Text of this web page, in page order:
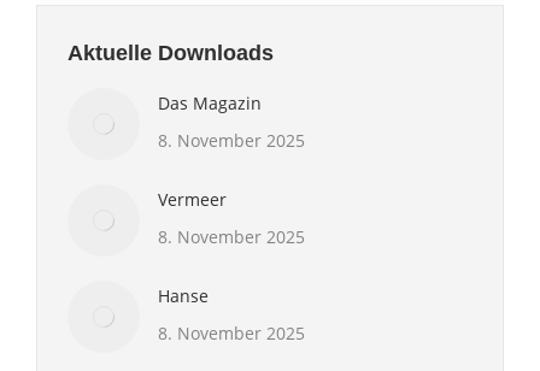
Aktuelle Downloads
Das Magazin
8. November 2025
Vermeer
8. November 2025
Hanse
8. November 2025